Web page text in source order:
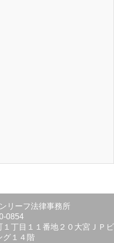
リーフ法律事務所
0854
丁目１１番地２０大宮ＪＰビ
グ１４階